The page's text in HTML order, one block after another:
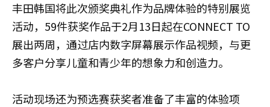
丰田韩国将此次颁奖典礼作为品牌体验的特别展览
活动，59件获奖作品于2月13日起在CONNECT TO
展出两周，通过店内数字屏幕展示作品视频，与更
多客户分享儿童和青少年的想象力和创造力。
活动现场还为预选赛获奖者准备了丰富的体验项